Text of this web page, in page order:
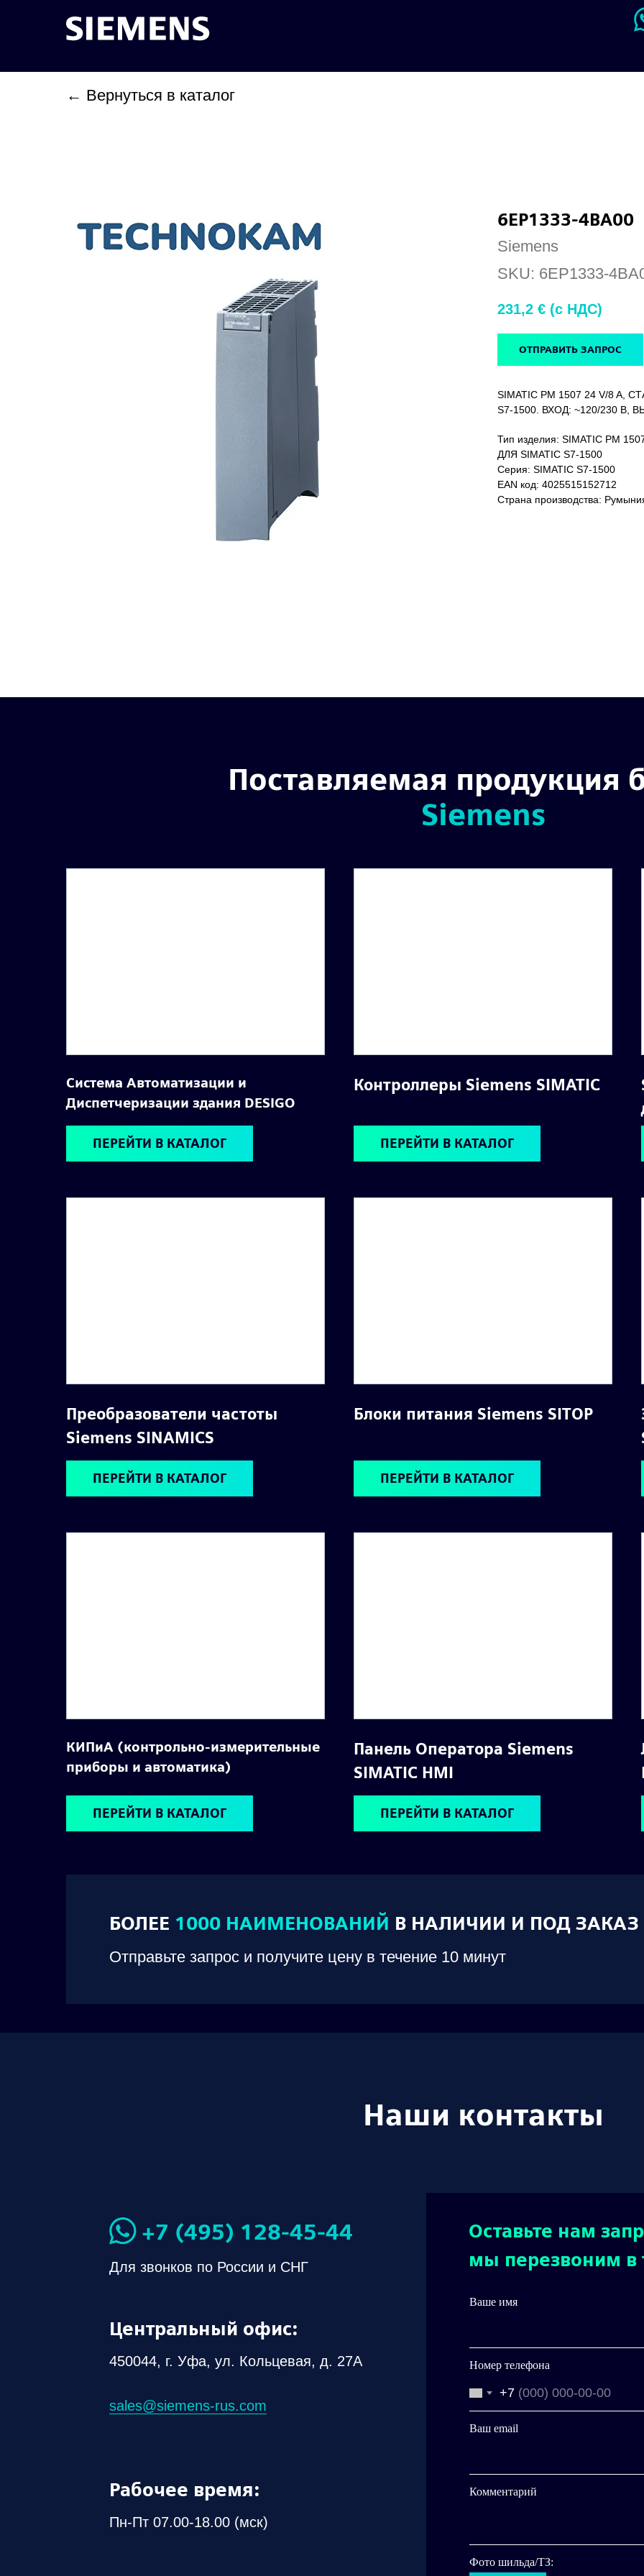
← Вернуться в каталог
6EP1333-4BA00
Siemens
SKU: 6EP1333-
231,2 € (c НДС)
ОТПРАВИТЬ ЗАПРОС
SIMATIC PM 1507 24 V/8
S7-1500. ВХОД: ~120/230 В,
Тип изделия: SIMATIC PM
ДЛЯ SIMATIC S7-1500
Серия: SIMATIC S7-1500
EAN код: 4025515152712
Страна производства:
Поставляемая продукция
Siemens
Система Автоматизации и
Диспетчеризации здания DESIGO
Контроллеры Siemens SIMATIC
ПЕРЕЙТИ В КАТАЛОГ ПЕРЕЙТИ В КАТАЛОГ
БОЛЕЕ 1000 НАИМЕНОВАНИЙ В НАЛИЧИИ И ПОД ЗАКАЗ
Отправьте запрос и получите цену в течение 10 минут
Преобразователи частоты
Siemens SINAMICS
Блоки питания Siemens SITOP
ПЕРЕЙТИ В КАТАЛОГ ПЕРЕЙТИ В КАТАЛОГ
КИПиА (контрольно-измерительные
приборы и автоматика)
Панель Оператора Siemens
SIMATIC HMI
ПЕРЕЙТИ В КАТАЛОГ ПЕРЕЙТИ В КАТАЛОГ
Наши контакты
Оставьте нам
мы перезвоним в
Для звонков по России и СНГ
Ваше имя
Номер телефона
+7
Ваш email
Комментарий
Фото шильда/ТЗ:
+7 (495) 128-45-44
450044, г. Уфа, ул. Кольцевая, д. 27А
sales@siemens-rus.com
Центральный офис:
Пн-Пт 07.00-18.00 (мск)
Рабочее время: